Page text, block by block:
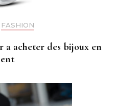
FASHION
a acheter des bijoux en